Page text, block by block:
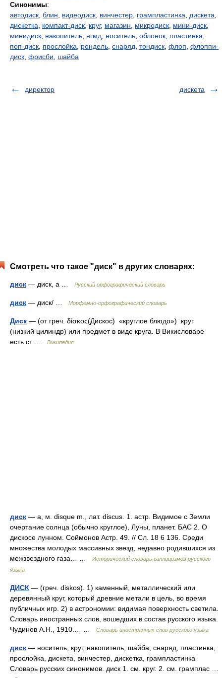
Синонимы:
автодиск блин видеодиск винчестер грампластинка дискета
дискетка
компакт-диск круг, магазин микродиск мини-диск
минидиск накопитель нгмд носитель облонок пластинка
поп-диск прослойка рондель снаряд тондиск флоп флоппи-
диск фрисби шайба
директор дискета
Смотреть что такое "диск" в других словарях:
диск — диск, а … Русский орфографический словарь
диск — диск/ … Морфемно-орфографический словарь
Диск — (от греч. δίσκος(Дискос) «круглое блюдо») круг
(низкий цилиндр) или предмет в виде круга. В Викисловаре
есть ст …
Википедия
диск — а, м. disque m., лат. discus. 1. астр. Видимое с Земли
очертание солнца (обычно круглое), Луны, планет. БАС 2. О
дискосе лунном. Соймонов Астр. 49. // Сл. 18 6 136. Среди
множества молодых массивных звезд, недавно родившихся из
межзвездного газа… …
Исторический словарь галлицизмов русского
языка
ДИСК — (греч. diskos). 1) каменный, металлический или
деревянный круг, который древние метали в цель, во время
публичных игр. 2) в астрономии: видимая поверхность светила.
Словарь иностранных слов, вошедших в состав русского языка.
Чудинов А.Н., 1910.… …
Словарь иностранных слов русского языка
диск — носитель, круг, накопитель, шайба, снаряд, пластинка,
прослойка, дискета, винчестер, дискетка, грампластинка
Словарь русских синонимов. диск 1. см. круг. 2. см. грамплас …